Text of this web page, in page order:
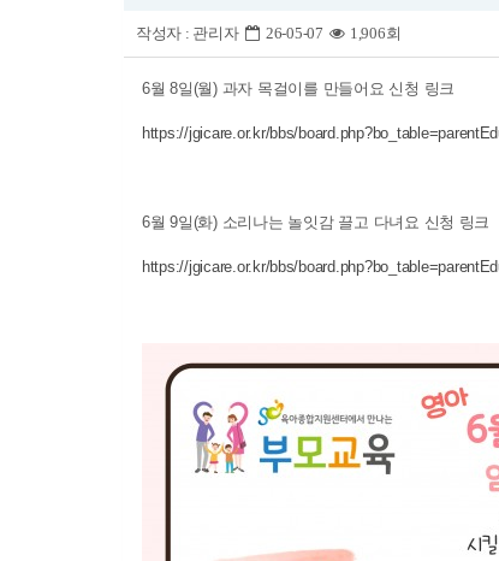
작성자 : 관리자 26-05-07 1,906회
6월 8일(월) 과자 목걸이를 만들어요 신청 링크
https://jgicare.or.kr/bbs/
6월 9일(화) 소리나는 놀잇감 끌고 다녀요 신청 링크
https://jgicare.or.kr/bbs/